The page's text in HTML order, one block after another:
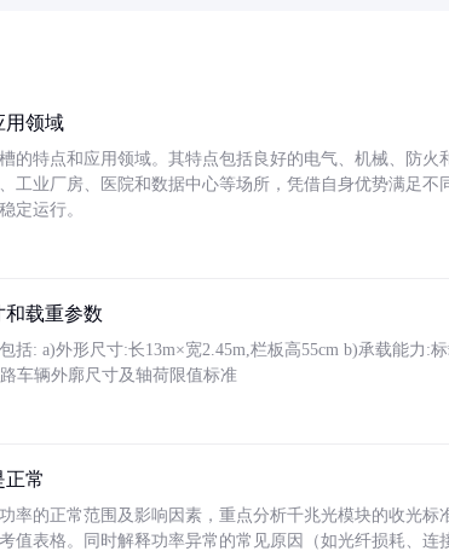
用领域
的特点和应用领域。其特点包括良好的电气、机械、防火
工业厂房、医院和数据中心等场所，凭借自身优势满足不
定运行。
和载重参数
括: a)外形尺寸:长13m×宽2.45m,栏板高55cm b)承载能力:
车辆外廓尺寸及轴荷限值标准
正常
率的正常范围及影响因素，重点分析千兆光模块的收光标
值表格。同时解释功率异常的常见原因（如光纤损耗、连